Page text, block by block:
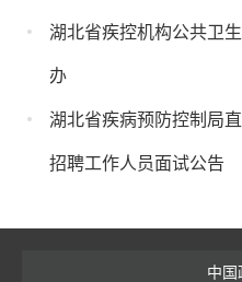
湖北省疾控机构公共卫
办
湖北省疾病预防控制局
招聘工作人员面试公告
中国